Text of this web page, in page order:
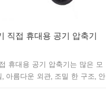
직접 휴대용 공기 압축기
휴대용 공기 압축기는 많은 모
아름다운 외관, 조밀 한 구조, 안